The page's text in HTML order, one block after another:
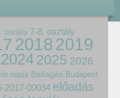
osztály 7-8. osztály
20182019
20242025 2026
napja Ballagás Budapest
2017-00034 előadás